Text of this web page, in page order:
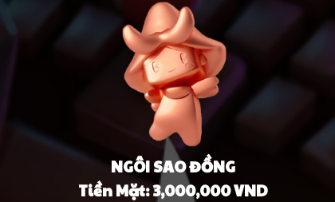
NGÔI SAO ĐỒNG
Tiền Mặt: 3,000,000 VND